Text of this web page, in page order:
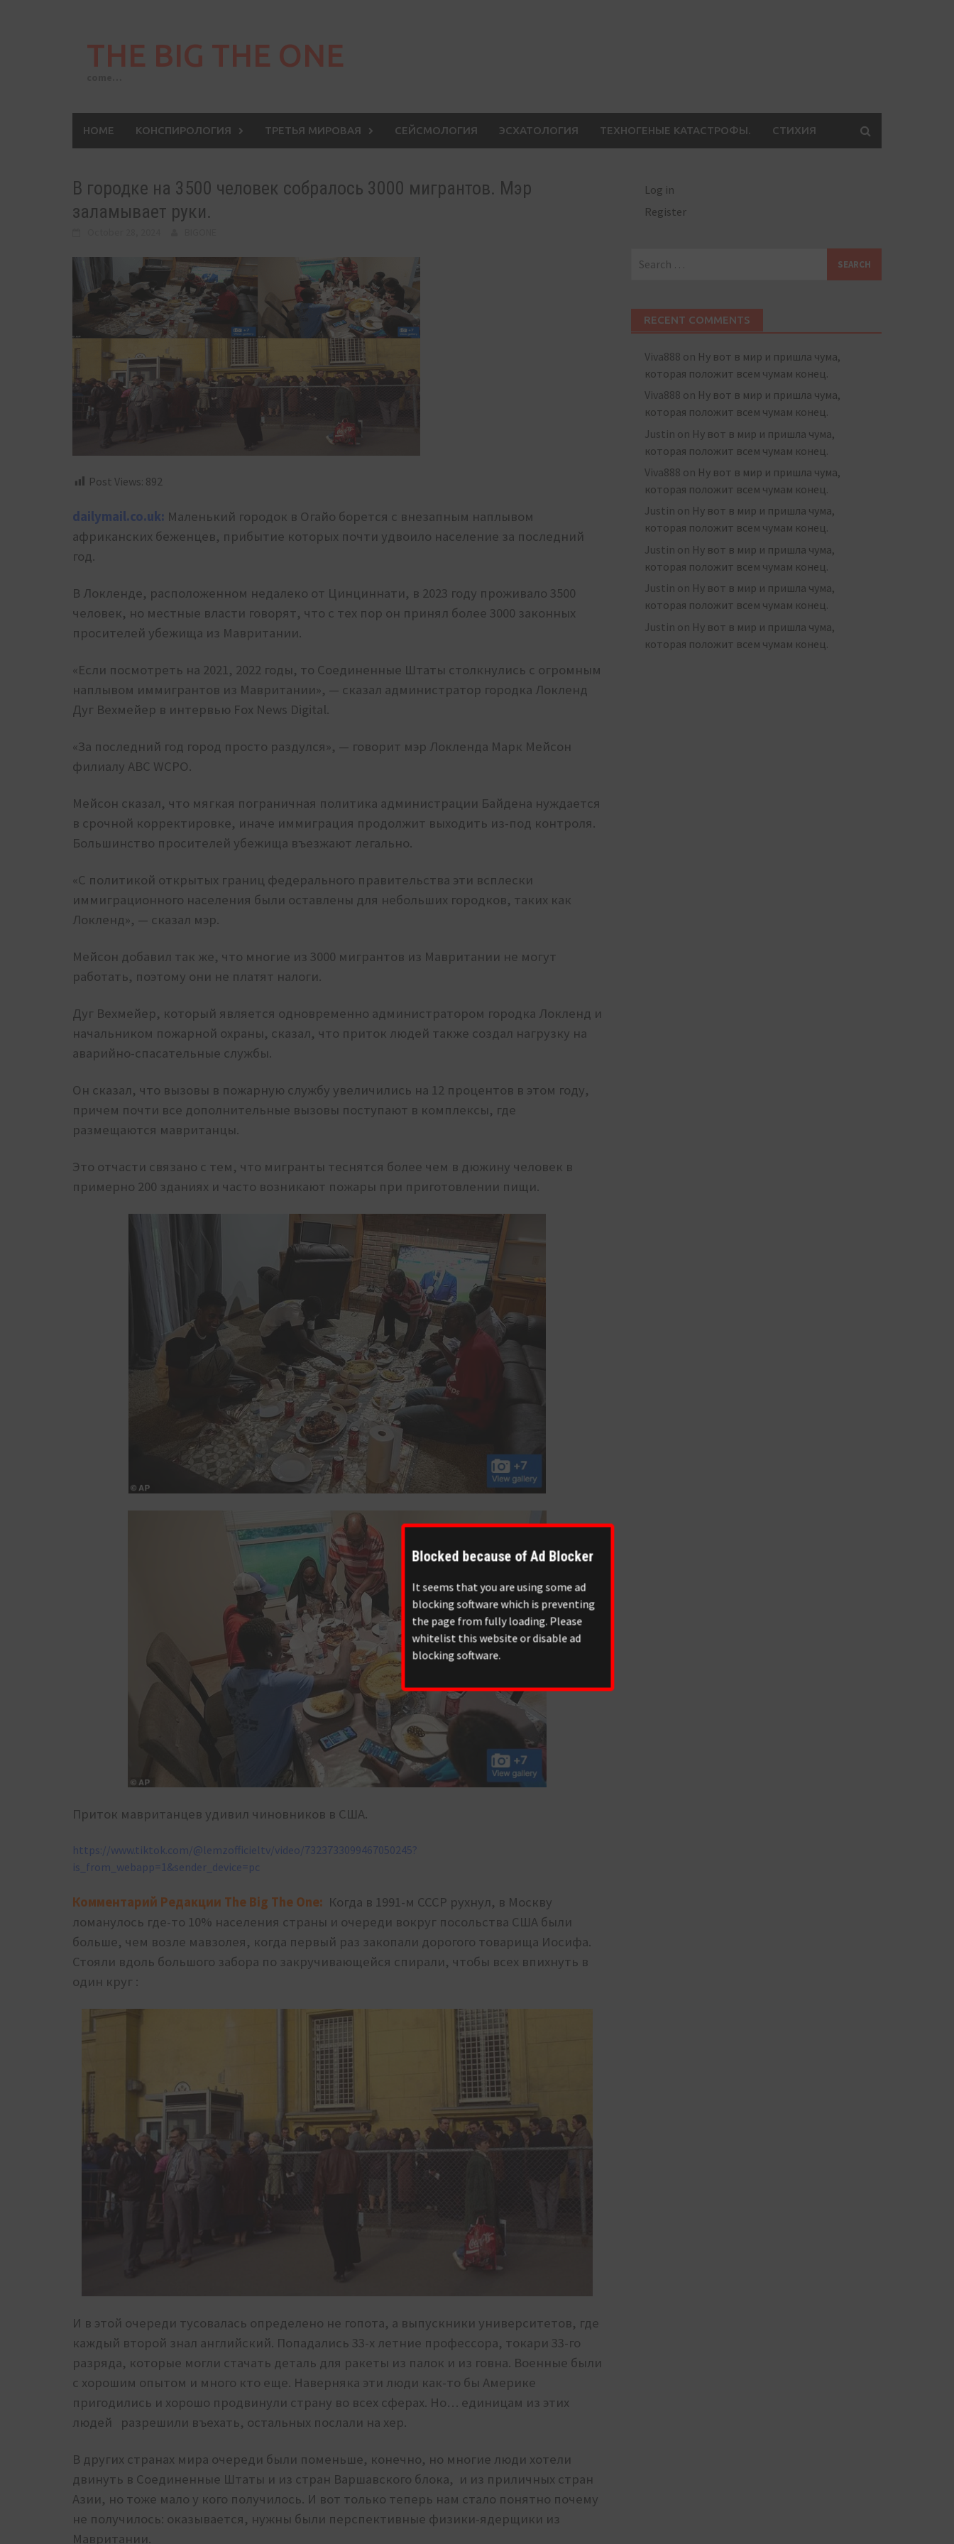
Blocked because of Ad Blocker
It seems that you are using some ad
blocking software which is preventing
the page from fully loading. Please
whitelist this website or disable ad
blocking software.
THE BIG THE ONE
HOME КОНСПИРОЛОГИЯ ТРЕТЬЯ МИРОВАЯ СЕЙСМОЛОГИЯ ЭСХАТОЛОГИЯ ТЕХНОГЕНЫЕ КАТАСТРОФЫ. СТИХИЯ
В городке на 3500 человек собралось 3000 мигрантов. Мэр
заламывает руки.
Post Views: 892
dailymail.co.uk: Маленький городок в Огайо борется с внезапным наплывом
африканских беженцев, прибытие которых почти удвоило население за последний
год.
В Локленде, расположенном недалеко от Цинциннати, в 2023 году проживало 3500
человек, но местные власти говорят, что с тех пор он принял более 3000 законных
просителей убежища из Мавритании.
«Если посмотреть на 2021, 2022 годы, то Соединенные Штаты столкнулись с огромным
наплывом иммигрантов из Мавритании», — сказал администратор городка Локленд
Дуг Вехмейер в интервью Fox News Digital.
«За последний год город просто раздулся», — говорит мэр Локленда Марк Мейсон
филиалу ABC WCPO.
Мейсон сказал, что мягкая пограничная политика администрации Байдена нуждается
в срочной корректировке, иначе иммиграция продолжит выходить из-под контроля.
Большинство просителей убежища въезжают легально.
«С политикой открытых границ федерального правительства эти всплески
иммиграционного населения были оставлены для небольших городков, таких как
Локленд», — сказал мэр.
Мейсон добавил так же, что многие из 3000 мигрантов из Мавритании не могут
работать, поэтому они не платят налоги.
Дуг Вехмейер, который является одновременно администратором городка Локленд и
начальником пожарной охраны, сказал, что приток людей также создал нагрузку на
аварийно-спасательные службы.
Он сказал, что вызовы в пожарную службу увеличились на 12 процентов в этом году,
причем почти все дополнительные вызовы поступают в комплексы, где
размещаются мавританцы.
Это отчасти связано с тем, что мигранты теснятся более чем в дюжину человек в
примерно 200 зданиях и часто возникают пожары при приготовлении пищи.
Приток мавританцев удивил чиновников в США.
https://www.tiktok.com/@lemzofficieltv/video/7323733099467050245?
is_from_webapp=1&sender_device=pc
Комментарий Редакции The Big The One: Когда в 1991-м СССР рухнул, в Москву
ломанулось где-то 10% населения страны и очереди вокруг посольства США были
больше, чем возле мавзолея, когда первый раз закопали дорогого товарища Иосифа.
Стояли вдоль большого забора по закручивающейся спирали, чтобы всех впихнуть в
один круг :
И в этой очереди тусовалась определено не гопота, а выпускники университетов, где
каждый второй знал английский. Попадались 33-х летние профессора, токари 33-го
разряда, которые могли стачать деталь для ракеты из палок и из говна. Военные были
с хорошим опытом и много кто еще. Наверняка эти люди как-то бы Америке
пригодились и хорошо продвинули страну во всех сферах. Но… единицам из этих
людей разрешили въехать, остальных послали на хер.
В других странах мира очереди были поменьше, конечно, но многие люди хотели
двинуть в Соединенные Штаты и из стран Варшавского блока, и из приличных стран
Азии, но тоже мало у кого получилось. И вот только теперь нам стало понятно почему
не получилось: оказывается, нужны были перспективные физики-ядерщики из
Мавритании.
Log in
Register
for:
RECENT COMMENTS
Viva888 on Ну вот в мир и пришла чума,
которая положит всем чумам конец.
Viva888 on Ну вот в мир и пришла чума,
которая положит всем чумам конец.
Justin on Ну вот в мир и пришла чума,
которая положит всем чумам конец.
Viva888 on Ну вот в мир и пришла чума,
которая положит всем чумам конец.
Justin on Ну вот в мир и пришла чума,
которая положит всем чумам конец.
Justin on Ну вот в мир и пришла чума,
которая положит всем чумам конец.
Justin on Ну вот в мир и пришла чума,
которая положит всем чумам конец.
Justin on Ну вот в мир и пришла чума,
которая положит всем чумам конец.